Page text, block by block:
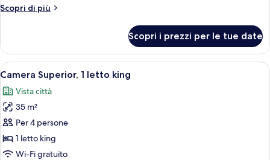
letti
Scopri di più
Altri
Deluxe,
letti
Scopri i prezzi per le tue date
Apri
tutte
le
foto
per
Camera
Superior,
Camera d'albergo con un letto
4
Camera Superior, 1 letto king
Vista città
35 m²
Per 4 persone
1 letto king
Wi-Fi gratuito